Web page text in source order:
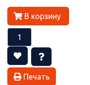
В корзину
Печать